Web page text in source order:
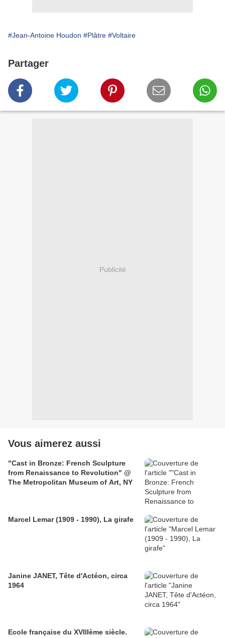
#Jean-Antoine Houdon #Plâtre #Voltaire
Partager
Publicité
Vous aimerez aussi
"Cast in Bronze: French Sculpture
from Renaissance to Revolution" @
The Metropolitan Museum of Art, NY
Marcel Lemar (1909 - 1990), La girafe
Janine JANET, Tête d'Actéon, circa
1964
Ecole française du XVIIIème siècle.